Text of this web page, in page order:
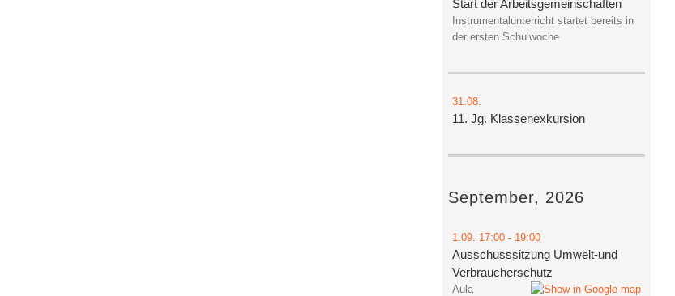
Start der Arbeitsgemeinschaften
Instrumentalunterricht startet bereits in
der ersten Schulwoche
31.08.
11. Jg. Klassenexkursion
September, 2026
1.09. 17:00- 19:00
Ausschusssitzung Umwelt-und
Verbraucherschutz
Aula